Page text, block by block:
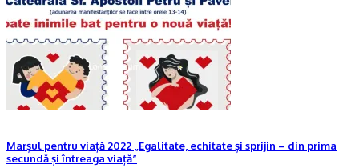
Marșul pentru viață 2022 „Egalitate, echitate și sprijin – din prima
secundă și întreaga viață”